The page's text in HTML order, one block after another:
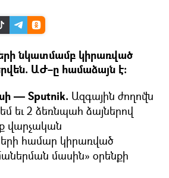
նկատմամբ կիրառված
ԱԺ–ը համաձայն է։
— Sputnik. Ազգային ժողովն
եւ 2 ձեռնպահ ձայներով
վարչական
համար կիրառված
մասին» օրենքի